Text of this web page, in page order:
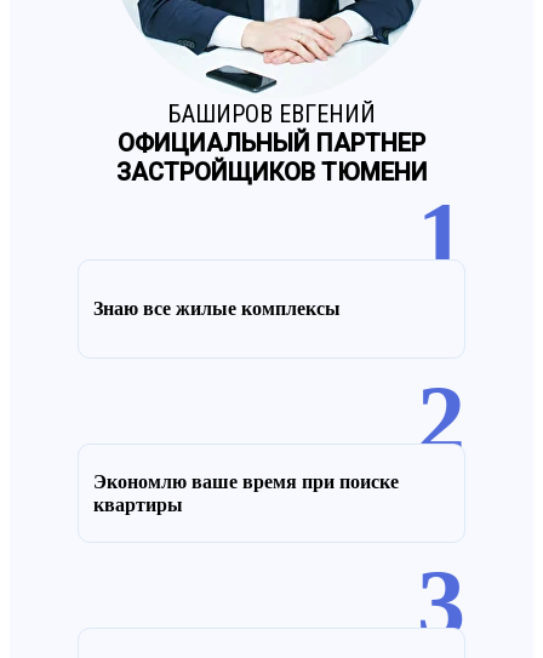
1
Знаю все жилые комплексы
2
Экономлю ваше время при поиске
квартиры
3
БАШИРОВ ЕВГЕНИЙ
ОФИЦИАЛЬНЫЙ ПАРТНЕР
ЗАСТРОЙЩИКОВ ТЮМЕНИ